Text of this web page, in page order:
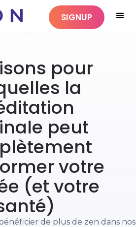
SIGNUP
pour
la
peut
votre
(et votre
de plus de zen dans nos